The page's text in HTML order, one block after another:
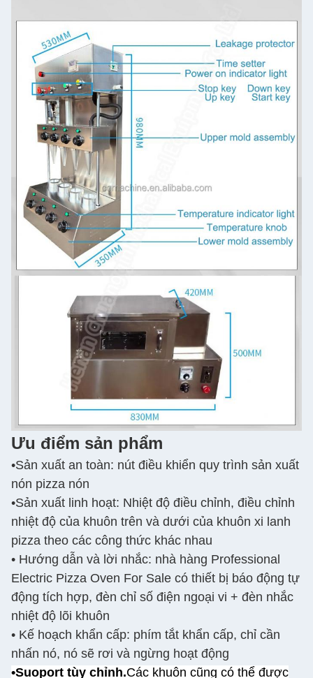
Ưu điểm sản phẩm
•Sản xuất an toàn: nút điều khiển quy trình sản xuất
nón pizza nón
•Sản xuất linh hoạt: Nhiệt độ điều chỉnh, điều chỉnh
nhiệt độ của khuôn trên và dưới của khuôn xi lanh
pizza theo các công thức khác nhau
• Hướng dẫn và lời nhắc: nhà hàng Professional
Electric Pizza Oven For Sale có thiết bị báo động tự
động tích hợp, đèn chỉ số điện ngoại vi + đèn nhắc
nhiệt độ lõi khuôn
• Kế hoạch khẩn cấp: phím tắt khẩn cấp, chỉ cần
nhấn nó, nó sẽ rơi và ngừng hoạt động
•Suoport tùy chỉnh.Các khuôn cũng có thể được